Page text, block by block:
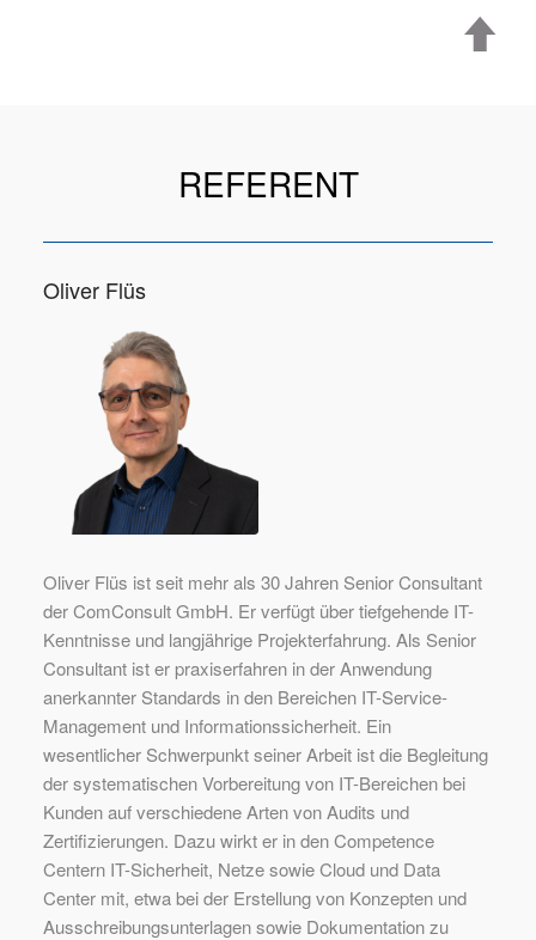
REFERENT
Oliver Flüs
Oliver Flüs ist seit mehr als 30 Jahren Senior Consultant
der ComConsult GmbH. Er verfügt über tiefgehende IT-
Kenntnisse und langjährige Projekterfahrung. Als Senior
Consultant ist er praxiserfahren in der Anwendung
anerkannter Standards in den Bereichen IT-Service-
Management und Informationssicherheit. Ein
wesentlicher Schwerpunkt seiner Arbeit ist die Begleitung
der systematischen Vorbereitung von IT-Bereichen bei
Kunden auf verschiedene Arten von Audits und
Zertifizierungen. Dazu wirkt er in den Competence
Centern IT-Sicherheit, Netze sowie Cloud und Data
Center mit, etwa bei der Erstellung von Konzepten und
Ausschreibungsunterlagen sowie Dokumentation zu